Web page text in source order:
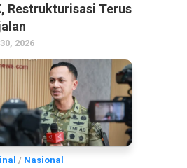
Restrukturisasi Terus
2026
/ Nasional